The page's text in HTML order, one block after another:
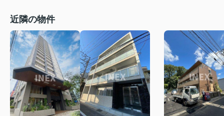
近隣の物件